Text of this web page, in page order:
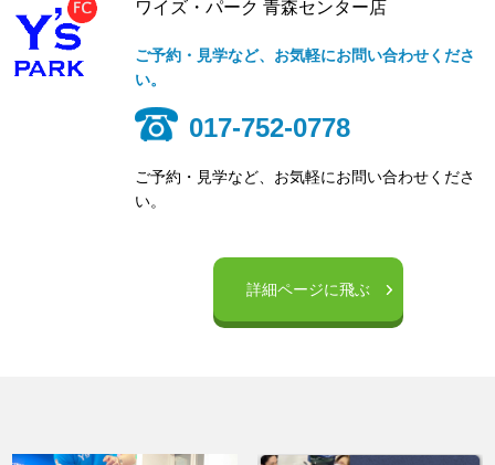
ワイズ・パーク 青森センター店
ご予約・見学など、お気軽にお問い合わせくださ
い。
017-752-0778
ご予約・見学など、お気軽にお問い合わせくださ
い。
詳細ページに飛ぶ